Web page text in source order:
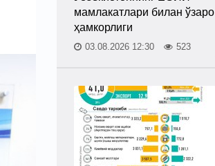
мамлакатлари билан ўзаро
ҳамкорлиги
03.08.2026 12:30 523